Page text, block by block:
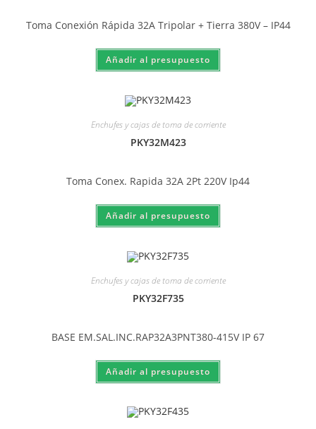
Toma Conexión Rápida 32A Tripolar + Tierra 380V – IP44
Enchufes y cajas de toma de corriente
PKY32M423
Toma Conex. Rapida 32A 2Pt 220V Ip44
Enchufes y cajas de toma de corriente
PKY32F735
BASE EM.SAL.INC.RAP32A3PNT380-415V IP 67